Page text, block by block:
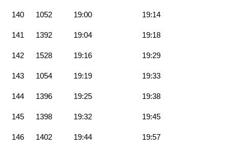
140 1052 19:00 19:14
141 1392 19:04 19:18
142 1528 19:16 19:29
143 1054 19:19 19:33
144 1396 19:25 19:38
145 1398 19:32 19:45
146 1402 19:44 19:57